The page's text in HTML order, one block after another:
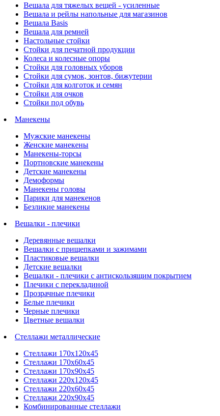
Вешала для тяжелых вещей - усиленные
Вешала и рейлы напольные для магазинов
Вешала Basis
Вешала для ремней
Настольные стойки
Стойки для печатной продукции
Колеса и колесные опоры
Стойки для головных уборов
Стойки для сумок, зонтов, бижутерии
Стойки для колготок и семян
Стойки для очков
Стойки под обувь
Манекены
Мужские манекены
Женские манекены
Манекены-торсы
Портновские манекены
Детские манекены
Демоформы
Манекены головы
Парики для манекенов
Безликие манекены
Вешалки - плечики
Деревянные вешалки
Вешалки с прищепками и зажимами
Пластиковые вешалки
Детские вешалки
Вешалки - плечики с антискользящим покрытием
Плечики с перекладиной
Прозрачные плечики
Белые плечики
Черные плечики
Цветные вешалки
Стеллажи металлические
Стеллажи 170х120х45
Стеллажи 170х60х45
Стеллажи 170х90х45
Стеллажи 220х120х45
Стеллажи 220х60х45
Стеллажи 220х90х45
Комбинированные стеллажи